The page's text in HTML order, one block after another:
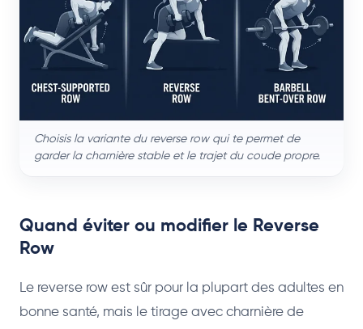
Choisis la variante du reverse row qui te permet de
garder la charnière stable et le trajet du coude propre.
Quand éviter ou modifier le Reverse
Row
Le reverse row est sûr pour la plupart des adultes en
bonne santé, mais le tirage avec charnière de